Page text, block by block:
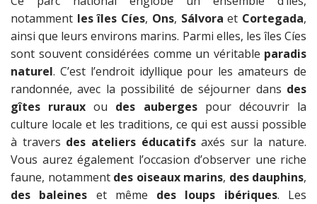
notamment les îles Cíes, Ons, Sálvora et Cortegada,
ainsi que leurs environs marins. Parmi elles, les îles Cíes
sont souvent considérées comme un véritable paradis
naturel. C’est l’endroit idyllique pour les amateurs de
randonnée, avec la possibilité de séjourner dans des
gîtes ruraux ou des aubergespour découvrir la
culture locale et les traditions, ce qui est aussi possible
à travers des ateliers éducatifsaxés sur la nature.
Vous aurez également l’occasion d’observer une riche
faune, notamment des oiseaux marins, des dauphins,
des baleines et même des loups ibériques. Les